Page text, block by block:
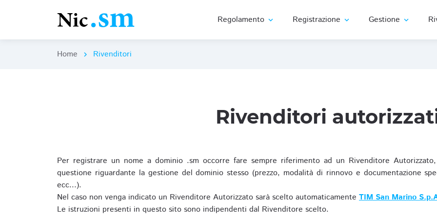
Regolamento expand_more Registrazione expand_more Gestione expand_more
Home chevron_right Rivenditori
Rivenditori
Per registrare un nome a dominio .sm occorre fare sempre riferimento ad un Rivenditore
questione riguardante la gestione del dominio stesso (prezzo, modalità di rinnovo e documentazione
ecc...).
Nel caso non venga indicato un Rivenditore Autorizzato sarà scelto automaticamente TIM San Marino
Le istruzioni presenti in questo sito sono indipendenti dal Rivenditore scelto.